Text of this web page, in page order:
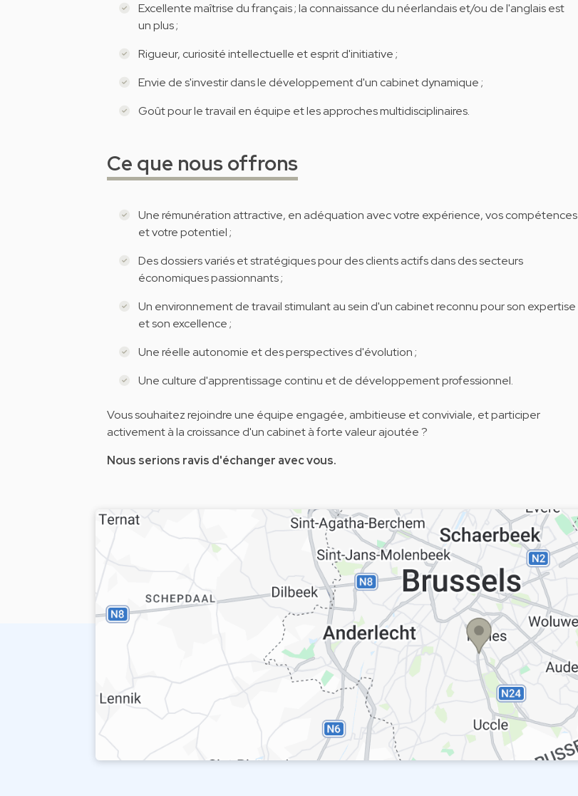
Excellente maîtrise du français ; la connaissance du néerlandais et/ou de l'anglais est
un plus ;
Rigueur, curiosité intellectuelle et esprit d'initiative ;
Envie de s'investir dans le développement d'un cabinet dynamique ;
Goût pour le travail en équipe et les approches multidisciplinaires.
Ce que nous offrons
Une rémunération attractive, en adéquation avec votre expérience, vos compétences
et votre potentiel ;
Des dossiers variés et stratégiques pour des clients actifs dans des secteurs
économiques passionnants ;
Un environnement de travail stimulant au sein d'un cabinet reconnu pour son expertise
et son excellence ;
Une réelle autonomie et des perspectives d'évolution ;
Une culture d'apprentissage continu et de développement professionnel.
Vous souhaitez rejoindre une équipe engagée, ambitieuse et conviviale, et participer
activement à la croissance d'un cabinet à forte valeur ajoutée ?
Nous serions ravis d'échanger avec vous.